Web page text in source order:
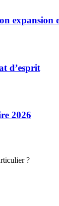
expansion
d’esprit
2026
?